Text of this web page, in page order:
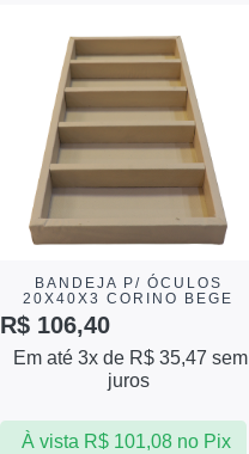
BANDEJA P/ ÓCULOS
20X40X3 CORINO BEGE
R$ 106,40
Em até 3x de R$ 35,47 sem
juros
À vista R$101,08 no Pix